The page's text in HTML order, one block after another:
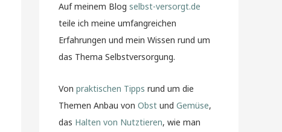
Auf meinem Blog selbst-versorgt.de
teile ich meine umfangreichen
Erfahrungen und mein Wissen rund um
das Thema Selbstversorgung.
Von praktischen Tipps rund um die
Themen Anbau von Obst und Gemüse,
das Halten von Nutztieren, wie man